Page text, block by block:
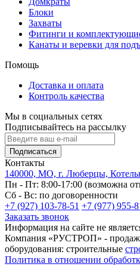
Блоки
Захваты
Фитинги и
Канаты и веревки для
Помощь
Доставка и оплата
Контроль качества
Мы в социальных сетях
Подписывайтесь на рассылку
Подписаться
Контакты
140000, МО, г. Люберцы,
Пн - Пт: 8:00-17:00 (возможна
Сб - Вс: по договоренности
+7 (927) 103-78-51 +7 (977) 955-
Заказать звонок
Информация на сайте не
Компания «РУСТРОП» -
оборудования: строительные
Политика в отношении